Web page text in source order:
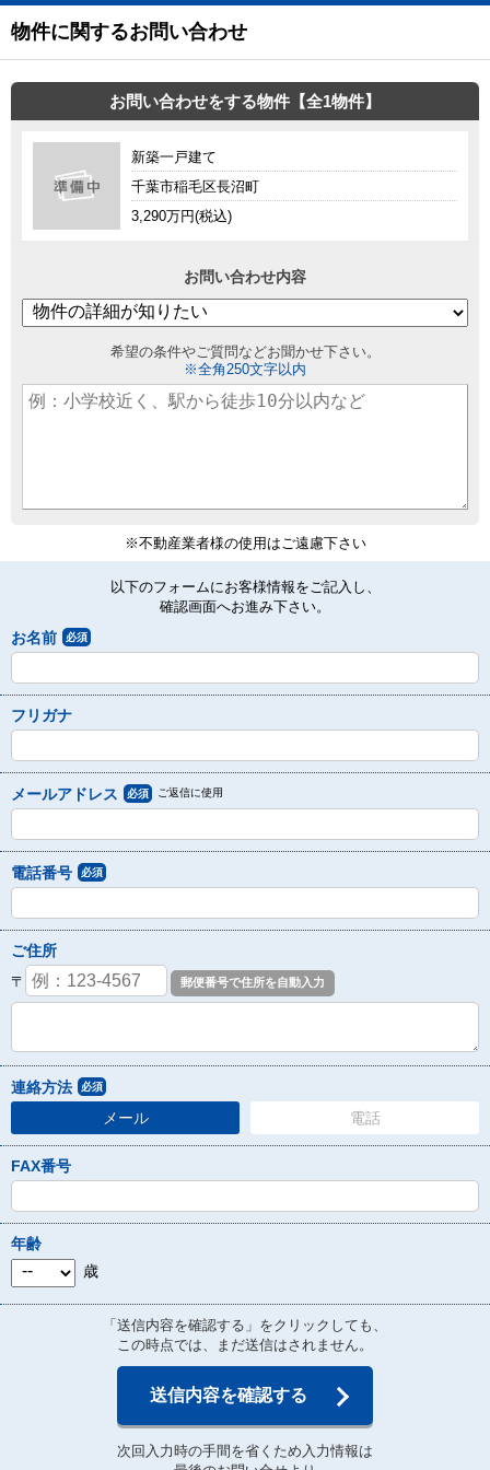
物件に関するお問い合わせ
お問い合わせをする物件【全1物件】
新築一戸建て
千葉市稲毛区長沼町
3,290万円(税込)
お問い合わせ内容
希望の条件やご質問などお聞かせ下さい。
※全角250文字以内
※不動産業者様の使用はご遠慮下さい
以下のフォームにお客様情報をご記入し、
確認画面へお進み下さい。
お名前 必須
フリガナ
メールアドレス 必須 ご返信に使用
電話番号 必須
ご住所
〒
連絡方法 必須
メール 電話
FAX番号
年齢
歳
「送信内容を確認する」をクリックしても、
この時点では、まだ送信はされません。
送信内容を確認する
次回入力時の手間を省くため入力情報は